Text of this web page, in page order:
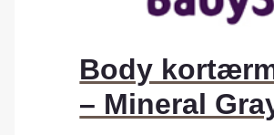
Body
– Mineral